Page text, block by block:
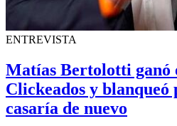
ENTREVISTA
Matías Bertolotti ganó
Clickeados y blanqueó
casaría de nuevo